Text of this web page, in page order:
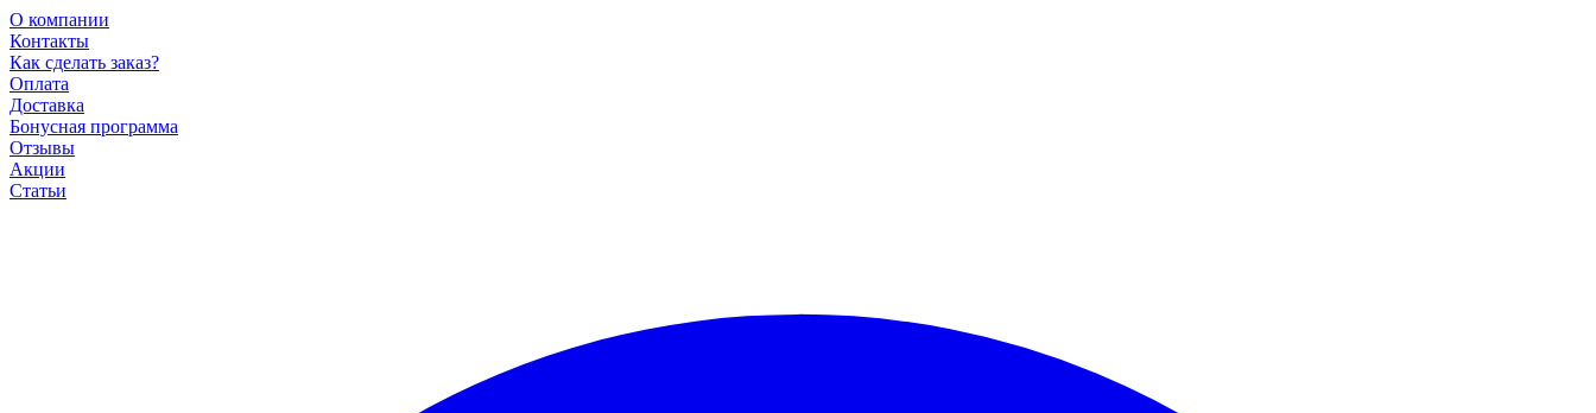
О компании
Контакты
Как сделать заказ?
Оплата
Доставка
Бонусная программа
Отзывы
Акции
Статьи